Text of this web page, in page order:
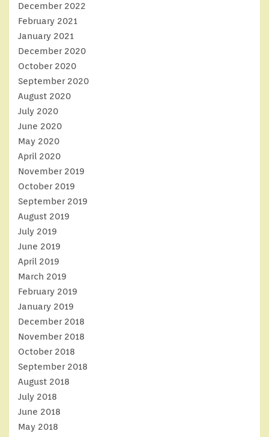
December 2022
February 2021
January 2021
December 2020
October 2020
September 2020
August 2020
July 2020
June 2020
May 2020
April 2020
November 2019
October 2019
September 2019
August 2019
July 2019
June 2019
April 2019
March 2019
February 2019
January 2019
December 2018
November 2018
October 2018
September 2018
August 2018
July 2018
June 2018
May 2018